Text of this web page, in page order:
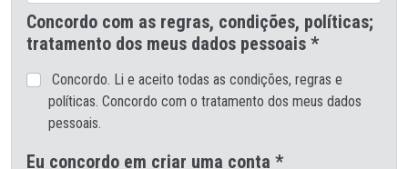
Concordo com as regras, condições, políticas;
tratamento dos meus dados pessoais *
Concordo. Li e aceito todas as condições, regras e
políticas. Concordo com o tratamento dos meus dados
pessoais.
Eu concordo em criar uma conta *